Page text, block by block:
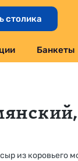
столика
Банкеты
из коровьего